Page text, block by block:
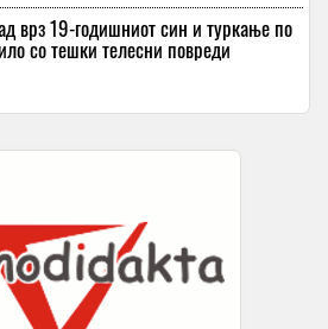
врз 19-годишниот син и туркање по
со тешки телесни повреди
лице да му помогне да извади
рефлектори
ги очекува голем финансиски
2026 година